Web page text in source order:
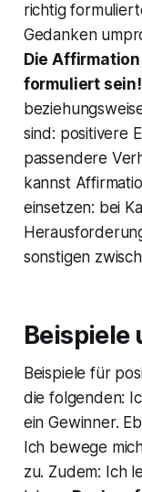
richtig
Gedanken
Die
formuliert sein!
sind: positivere
passendere
kannst
einsetzen: bei
sonstigen
Beispiele
Beispiele für
die folgenden:
ein Gewinner.
Ich bewege
zu. Zudem: Ich